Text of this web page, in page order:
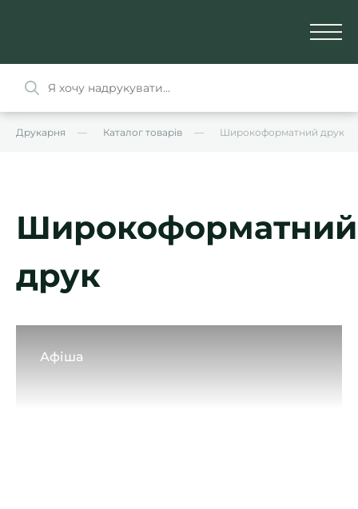
Друкарня Каталог товарів Широкоформатний друк
Широкоформатний
друк
Афіша